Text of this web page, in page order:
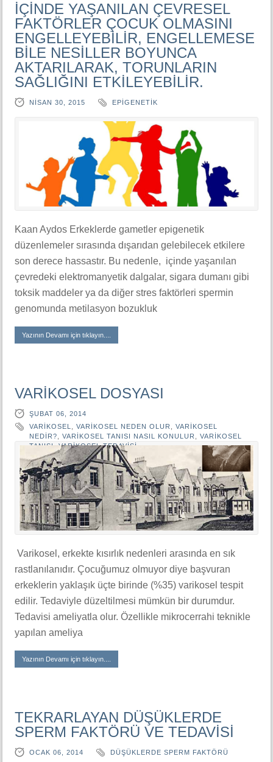
İÇİNDE YAŞANILAN ÇEVRESEL
FAKTÖRLER ÇOCUK OLMASINI
ENGELLEYEBİLİR, ENGELLEMESE
BİLE NESİLLER BOYUNCA
AKTARILARAK, TORUNLARIN
SAĞLIĞINI ETKİLEYEBİLİR.
NISAN 30, 2015 EPIGENETIK
Kaan Aydos Erkeklerde gametler epigenetik
düzenlemeler sırasında dışarıdan gelebilecek etkilere
son derece hassastır. Bu nedenle, içinde yaşanılan
çevredeki elektromanyetik dalgalar, sigara dumanı gibi
toksik maddeler ya da diğer stres faktörleri spermin
genomunda metilasyon bozukluk
Yazının Devamı için tıklayın....
VARİKOSEL DOSYASI
ŞUBAT 06, 2014
VARIKOSEL
VARIKOSEL NEDEN OLUR
VARIKOSEL
NEDIR?
VARİKOSEL TANISI NASIL KONULUR
VARIKOSEL
TANISI,VARIKOSEL TEDAVISI
Varikosel, erkekte kısırlık nedenleri arasında en sık
rastlanılanıdır. Çocuğumuz olmuyor diye başvuran
erkeklerin yaklaşık üçte birinde (%35) varikosel tespit
edilir. Tedaviyle düzeltilmesi mümkün bir durumdur.
Tedavisi ameliyatla olur. Özellikle mikrocerrahi teknikle
yapılan ameliya
Yazının Devamı için tıklayın....
TEKRARLAYAN DÜŞÜKLERDE
SPERM FAKTÖRÜ VE TEDAVİSİ
OCAK 06, 2014 DÜŞÜKLERDE SPERM FAKTÖRÜ